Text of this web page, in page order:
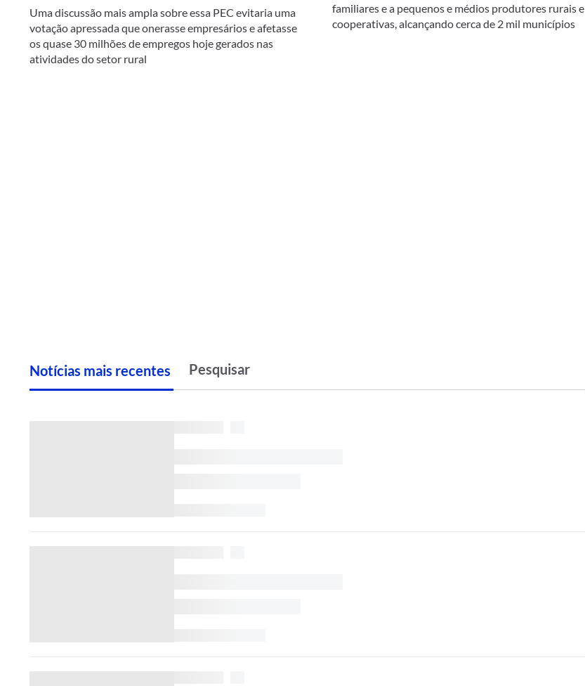
Uma discussão mais ampla sobre essa PEC evitaria uma
votação apressada que onerasse empresários e afetasse
os quase 30 milhões de empregos hoje gerados nas
atividades do setor rural
familiares e a pequenos e médios produtores rurais e
cooperativas, alcançando cerca de 2 mil municípios
Notícias mais recentes